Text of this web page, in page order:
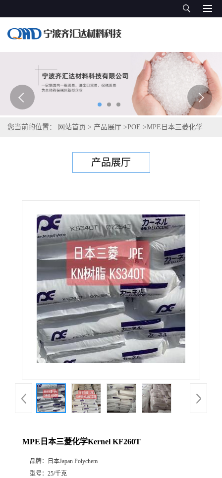
您当前的位置： 网站首页 > 产品展厅 >POE >MPE日本三菱化学
产品展厅
MPE日本三菱化学Kernel KF260T
品牌：
日本Japan Polychem
型号： 25/千克